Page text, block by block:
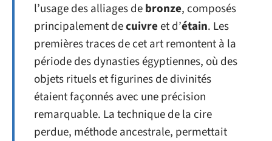
l’usage des alliages debronze, composés
principalement decuivreet d’étain. Les
premières traces de cet art remontent à la
période des dynasties égyptiennes, où des
objets rituels et figurines de divinités
étaient façonnés avec une précision
remarquable. La technique de la cire
perdue, méthode ancestrale, permettait